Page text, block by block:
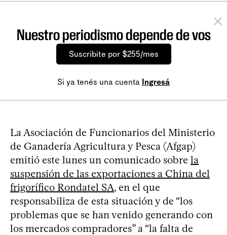
Nuestro periodismo depende de vos
Suscribite por $255/mes
Si ya tenés una cuenta Ingresá
La Asociación de Funcionarios del Ministerio
de Ganadería Agricultura y Pesca (Afgap)
emitió este lunes un comunicado sobre la
suspensión de las exportaciones a China del
frigorífico Rondatel SA, en el que
responsabiliza de esta situación y de “los
problemas que se han venido generando con
los mercados compradores” a “la falta de